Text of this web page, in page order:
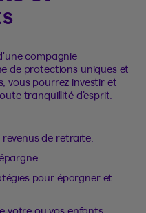
compagnie
de protections uniques et
vous pourrez investir et
tranquillité d’esprit.
de retraite.
pour épargner et
votre ou vos enfants.